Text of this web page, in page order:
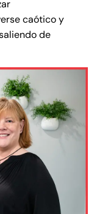
caótico y
de